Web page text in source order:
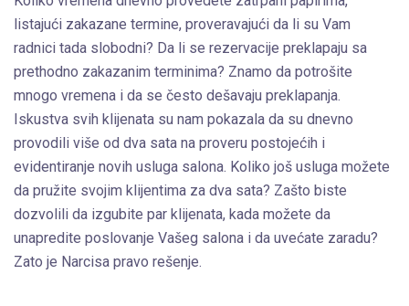
listajući zakazane termine, proveravajući da li su Vam
radnici tada slobodni? Da li se rezervacije preklapaju sa
prethodno zakazanim terminima? Znamo da potrošite
mnogo vremena i da se često dešavaju preklapanja.
Iskustva svih klijenata su nam pokazala da su dnevno
provodili više od dva sata na proveru postojećih i
evidentiranje novih usluga salona. Koliko još usluga možete
da pružite svojim klijentima za dva sata? Zašto biste
dozvolili da izgubite par klijenata, kada možete da
unapredite poslovanje Vašeg salona i da uvećate zaradu?
Zato je Narcisa pravo rešenje.